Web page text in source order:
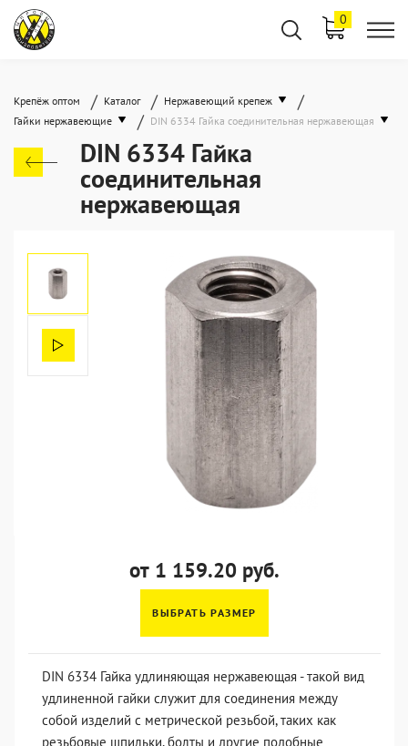
0
Крепёж оптом / Каталог / Нержавеющий крепеж /
Гайки нержавеющие / DIN 6334 Гайка соединительная нержавеющая
DIN 6334 Гайка
соединительная
нержавеющая
от 1 159.20 руб.
ВЫБРАТЬ РАЗМЕР
DIN 6334 Гайка удлиняющая нержавеющая - такой вид
удлиненной гайки служит для соединения между
собой изделий с метрической резьбой, таких как
резьбовые шпильки, болты и другие подобные